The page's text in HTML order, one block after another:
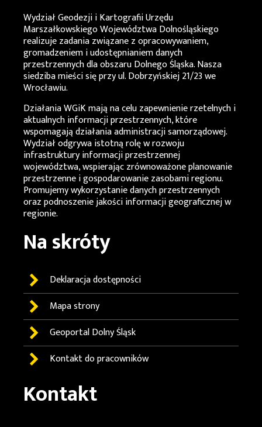
Wydział Geodezji i Kartografii Urzędu
Marszałkowskiego Województwa Dolnośląskiego
realizuje zadania związane z opracowywaniem,
gromadzeniem i udostępnianiem danych
przestrzennych dla obszaru Dolnego Śląska. Nasza
siedziba mieści się przy ul. Dobrzyńskiej 21/23 we
Wrocławiu.
DziałaniaWGiKmają na celu zapewnienie rzetelnych i
aktualnych informacji przestrzennych, które
wspomagają działania administracji samorządowej.
Wydział odgrywa istotną rolę w rozwoju
infrastruktury informacji przestrzennej
województwa, wspierając zrównoważone planowanie
przestrzenne i gospodarowanie zasobami regionu.
Promujemy wykorzystanie danych przestrzennych
oraz podnoszenie jakości informacji geograficznej w
regionie.
Na skróty
Deklaracja dostępności
Mapa strony
GeoportalDolny Śląsk
Kontakt do pracowników
Kontakt